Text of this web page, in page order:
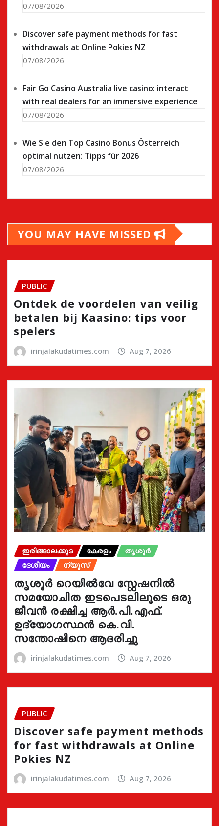
07/08/2026
Discover safe payment methods for fast
withdrawals at Online Pokies NZ
07/08/2026
Fair Go Casino Australia live casino: interact
with real dealers for an immersive experience
07/08/2026
Wie Sie den Top Casino Bonus Österreich
optimal nutzen: Tipps für 2026
07/08/2026
YOU MAY HAVE MISSED
PUBLIC
Ontdek de voordelen van veilig
betalen bij Kaasino: tips voor
spelers
irinjalakudatimes.com Aug 7, 2026
ഇരിങ്ങാലക്കുട കേരളം
തൃശൂർ
ദേശീയം
ന്യൂസ്
തൃശൂർ റെയിൽവേ സ്റ്റേഷനിൽ
സമയോചിത ഇടപെടലിലൂടെ ഒരു
ജീവൻ രക്ഷിച്ച ആർ.പി.എഫ്.
ഉദ്യോഗസ്ഥൻ കെ.വി.
സന്തോഷിനെ ആദരിച്ചു
irinjalakudatimes.com Aug 7, 2026
PUBLIC
Discover safe payment methods
for fast withdrawals at Online
Pokies NZ
irinjalakudatimes.com Aug 7, 2026